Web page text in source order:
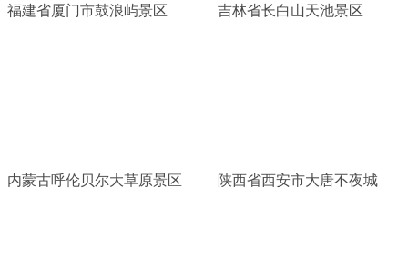
福建省厦门市鼓浪屿景区 吉林省长白山天池景区
内蒙古呼伦贝尔大草原景区 陕西省西安市大唐不夜城